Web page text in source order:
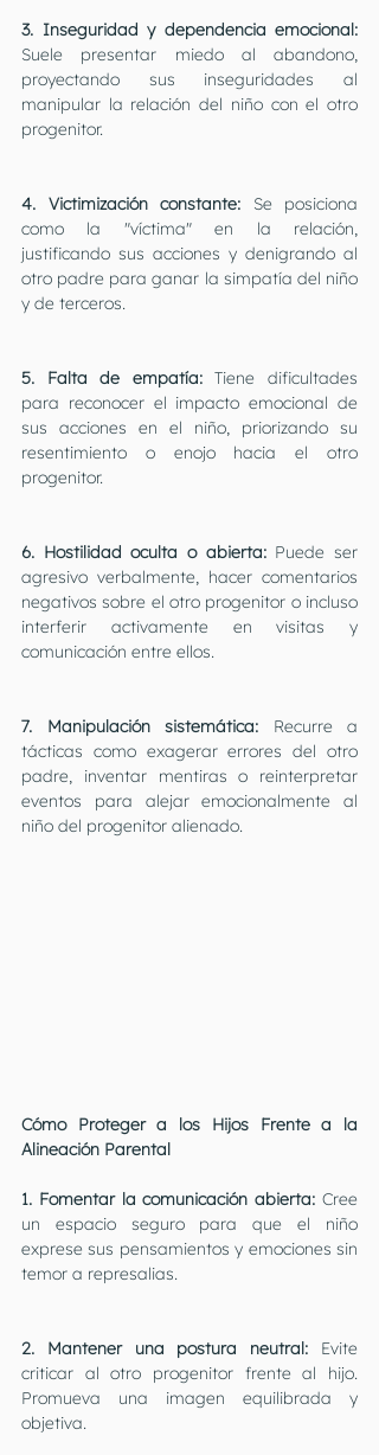
3. Inseguridad y dependencia emocional:
Suele presentar miedo al abandono,
proyectando sus inseguridades al
manipular la relación del niño con el otro
progenitor.
4. Victimización constante: Se posiciona
como la "víctima" en la relación,
justificando sus acciones y denigrando al
otro padre para ganar la simpatía del niño
y de terceros.
5. Falta de empatía: Tiene dificultades
para reconocer el impacto emocional de
sus acciones en el niño, priorizando su
resentimiento o enojo hacia el otro
progenitor.
6. Hostilidad oculta o abierta: Puede ser
agresivo verbalmente, hacer comentarios
negativos sobre el otro progenitor o incluso
interferir activamente en visitas y
comunicación entre ellos.
7. Manipulación sistemática: Recurre a
tácticas como exagerar errores del otro
padre, inventar mentiras o reinterpretar
eventos para alejar emocionalmente al
niño del progenitor alienado.
Cómo Proteger a los Hijos Frente a la
Alineación Parental
1. Fomentar la comunicación abierta: Cree
un espacio seguro para que el niño
exprese sus pensamientos y emociones sin
temor a represalias.
2. Mantener una postura neutral: Evite
criticar al otro progenitor frente al hijo.
Promueva una imagen equilibrada y
objetiva.